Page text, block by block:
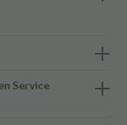
Service